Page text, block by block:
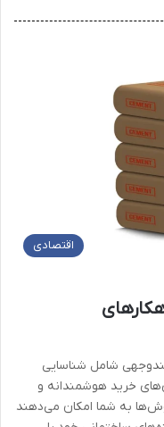
اقتصادی
شامل شناسایی
خرید هوشمندانه و
به شما امکان می‌دهند